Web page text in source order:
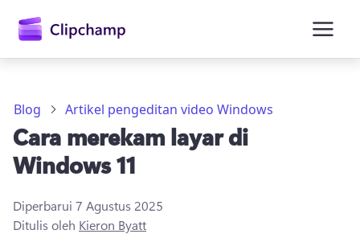
utama
Blog Artikel pengeditan video Windows
Cara merekam layar di
Windows 11
Diperbarui 7 Agustus 2025
Ditulis oleh Kieron Byatt